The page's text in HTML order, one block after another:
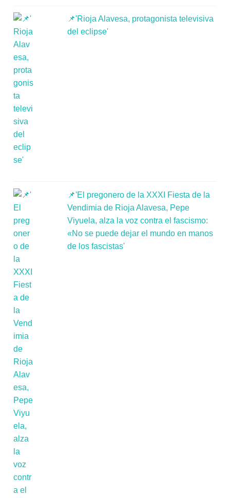
📌'Rioja Alavesa, protagonista televisiva
del eclipse'
📌'El pregonero de la XXXI Fiesta de la
Vendimia de Rioja Alavesa, Pepe
Viyuela, alza la voz contra el fascismo:
«No se puede dejar el mundo en manos
de los fascistas'